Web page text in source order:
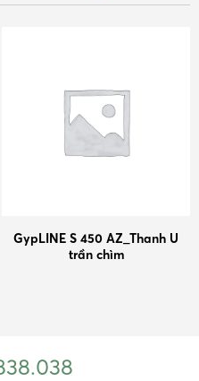
MacroTEK Ultra 400_Thanh U
trần chìm